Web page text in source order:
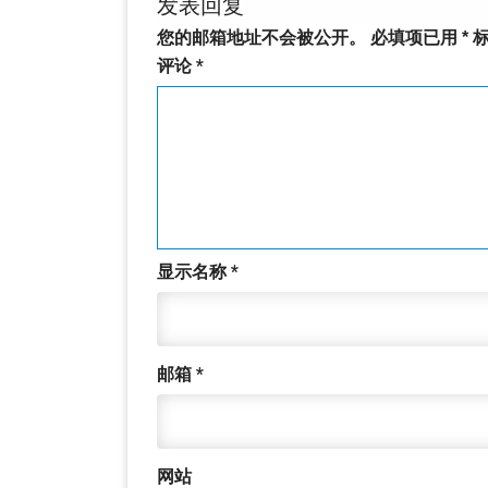
发表回复
您的邮箱地址不会被公开。 必填项已用 *
评论*
显示名称*
邮箱 *
网站